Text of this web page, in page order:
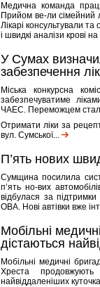
Медична команда
Прийом ве-ли сімейний
Лікарі консультували
і швидкі аналізи крові
У Сумах
забезпечення
Міська конкурсна
забезпечуватиме
ЧАЕС. Переможцем
Отримати ліки за
вул. Сумської...
П’ять нових
Сумщина посилила
п’ять но-вих
відбулася за
ОВА. Нові автівки вже
Мобільні
дістаються
Мобільні медичні
Хреста
найвіддаленіших